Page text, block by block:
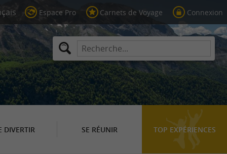
Espace Pro Carnets de Voyage Connexion
DIVERTIR SE RÉUNIR TOP EXPÉRIENCES